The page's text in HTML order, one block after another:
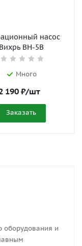
насос
Вихрь ВН-5В
Много
190 ₽/шт
Заказать
оборудования и